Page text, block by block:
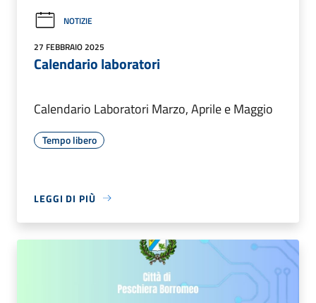
NOTIZIE
27 FEBBRAIO 2025
Calendario laboratori
Calendario Laboratori Marzo, Aprile e Maggio
Tempo libero
LEGGI DI PIÙ